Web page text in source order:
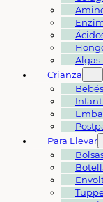
Algas
Crianza
Bebés
Para Llevar